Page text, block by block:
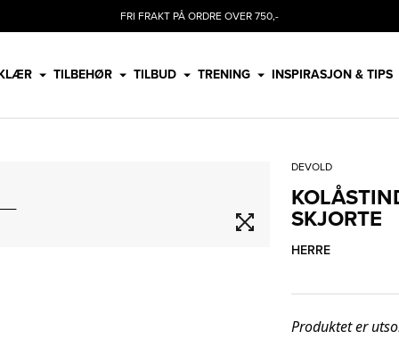
FRI FRAKT PÅ ORDRE OVER 750,-
TILBEHØR TILBUD TRENING INSPIRASJON & TIPS
DEVOLD
SKJORTE
HERRE
Produktet er